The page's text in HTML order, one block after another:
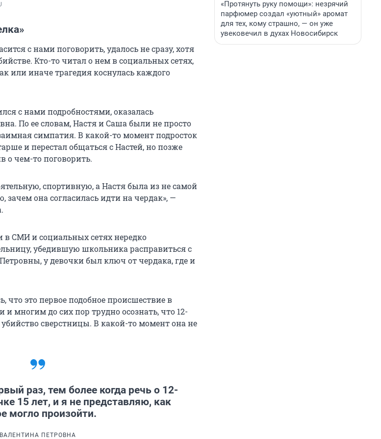
с нами поговорить, удалось не сразу, хотя
Кто-то читал о нем в социальных сетях,
или иначе трагедия коснулась каждого
с нами подробностями, оказалась
По ее словам, Настя и Саша были не просто
симпатия. В какой-то момент подросток
и перестал общаться с Настей, но позже
о чем-то поговорить.
спортивную, а Настя была из не самой
зачем она согласилась идти на чердак», —
СМИ и социальных сетях нередко
убедившую школьника расправиться с
у девочки был ключ от чердака, где и
что это первое подобное происшествие в
и многим до сих пор трудно осознать, что 12-
сверстницы. В какой-то момент она не
раз, тем более когда речь о 12-
15 лет, и я не представляю, как
могло произойти.
ВАЛЕНТИНА ПЕТРОВНА
«Протянуть руку помощи»: незрячий
парфюмер создал «уютный» аромат
для тех, кому страшно, — он уже
увековечил в духах Новосибирск